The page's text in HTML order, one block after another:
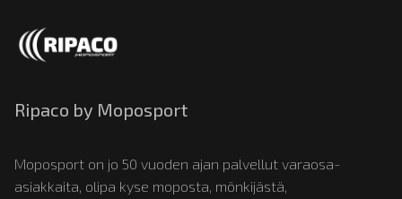
Ripaco by Moposport
Moposport on jo 50 vuoden ajan palvellut varaosa-
asiakkaita, olipa kyse moposta, mönkijästä,